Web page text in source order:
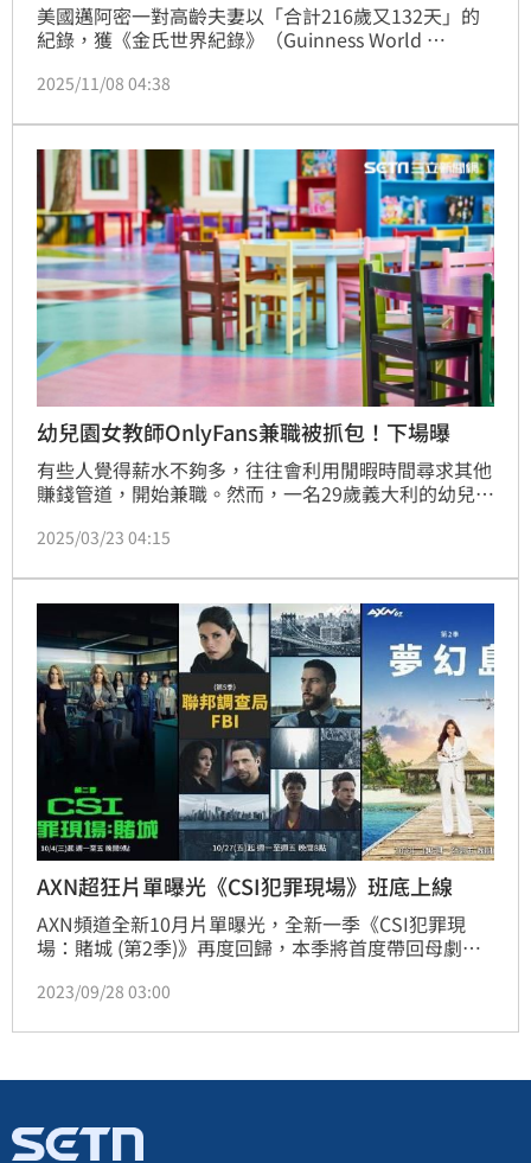
美國邁阿密一對高齡夫妻以「合計216歲又132天」的
紀錄，獲《金氏世界紀錄》（Guinness World
「史上年齡總和最高夫妻」紀錄。兩人結縭已超過83
齡最久夫妻」。他們是108歲的萊爾吉頓（Lyle
Gittens）與107歲的艾蓮娜吉頓（Eleanor
Gittens），用一生詮釋長久陪伴的力量。
2025/11/08 04:38
幼兒園女教師OnlyFans兼職被抓包！下場曝
有些人覺得薪水不夠多，往往會利用閒暇時間尋求其他
賺錢管道，開始兼職。然而，一名29歲義大利的幼兒園
發佈性感照片，意外引發了家長的關注。她的帳號被家
進行懲處。
2025/03/23 04:15
AXN超狂片單曝光《CSI犯罪現場》班底上線
AXN頻道全新10月片單曝光，全新一季《CSI犯罪現
場：賭城 (第2季)》再度回歸，本季將首度帶回母劇
格 Mary Helgenberger飾），一起加入鑑識團隊，找
2023/09/28 03:00